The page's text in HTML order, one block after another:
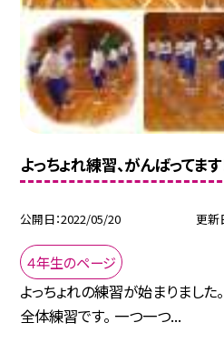
よっちょれ練習、がんばってます
公開日 2022/05/20 更新
４年生のページ
よっちょれの練習が始まりました
全体練習です。 一つ一つ...